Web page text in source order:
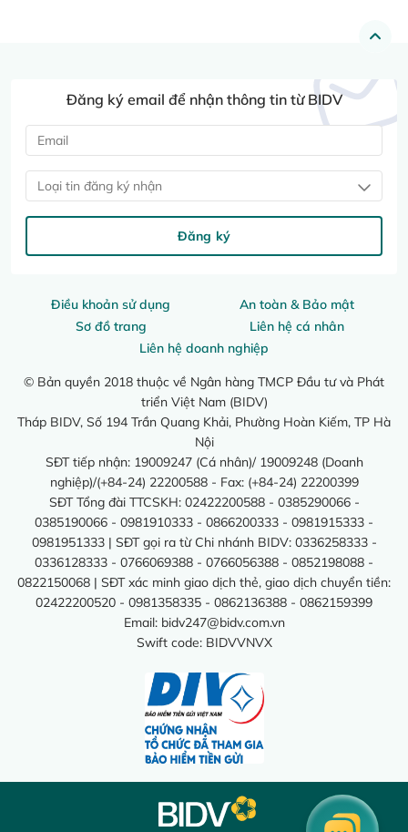
Điều khoản sử dụng
An toàn & Bảo mật
Sơ đồ trang
Liên hệ cá nhân
Liên hệ doanh nghiệp
© Bản quyền 2018 thuộc về Ngân hàng TMCP Đầu tư và Phát
triển Việt Nam (BIDV)
Tháp BIDV, Số 194 Trần Quang Khải, Phường Hoàn Kiếm, TP Hà
Nội
SĐT tiếp nhận: 19009247 (Cá nhân)/ 19009248 (Doanh
nghiệp)/(+84-24) 22200588 - Fax: (+84-24) 22200399
SĐT Tổng đài TTCSKH: 02422200588 - 0385290066 -
0385190066 - 0981910333 - 0866200333 - 0981915333 -
0981951333 | SĐT gọi ra từ Chi nhánh BIDV: 0336258333 -
0336128333 - 0766069388 - 0766056388 - 0852198088 -
0822150068 | SĐT xác minh giao dịch thẻ, giao dịch chuyển tiền:
02422200520 - 0981358335 - 0862136388 - 0862159399
Email: bidv247@bidv.com.vn
Swift code: BIDVVNVX
Đăng ký email để nhận thông tin từ BIDV
Loại tin đăng ký nhận
Đăng ký